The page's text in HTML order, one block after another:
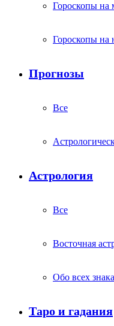
Гороскопы на
Гороскопы на
Прогнозы
Все
Астрология
Все
Восточная
Обо всех
Таро и гадания